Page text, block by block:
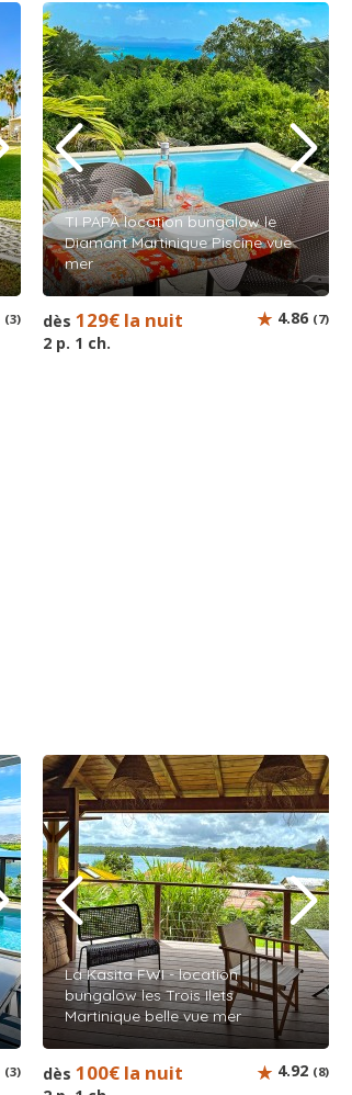
(3)
TI PAPA location bungalow le
Diamant Martinique Piscine vue
mer
dès 129€ la nuit
2 p. 1 ch.
4.86 (7)
(3)
La Kasita FWI - location
bungalow les Trois Ilets
Martinique belle vue mer
dès 100€ la nuit 4.92 (8)